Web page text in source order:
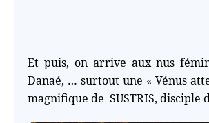
Et puis, on arrive aux nus
Danaé, … surtout une « Vénus
magnifique de SUSTRIS, disciple